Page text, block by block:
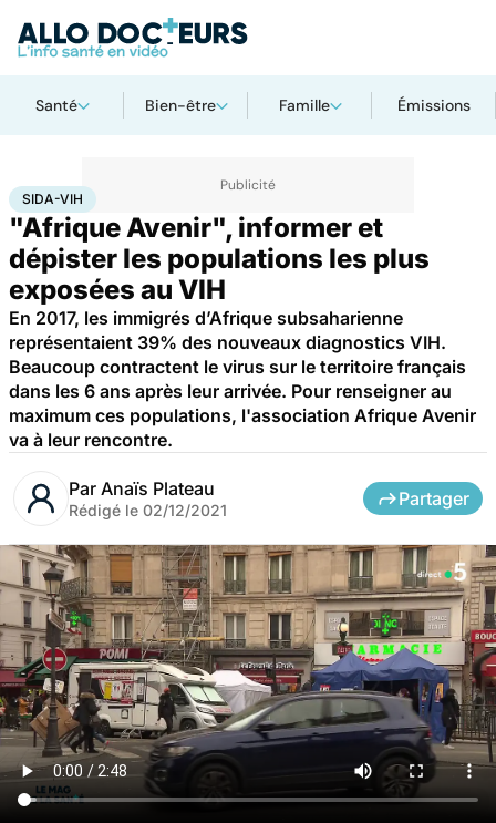
Santé Bien-être Famille Émissions
AccueilSanté
SIDA-VIH
"Afrique Avenir", informer et
dépister les populations les plus
exposées au VIH
En 2017, les immigrés d’Afrique subsaharienne
représentaient 39% des nouveaux diagnostics VIH.
Beaucoup contractent le virus sur le territoire français
dans les 6 ans après leur arrivée. Pour renseigner au
maximum ces populations, l'association Afrique Avenir
va à leur rencontre.
Par Anaïs Plateau
Rédigé le 02/12/2021
Partager